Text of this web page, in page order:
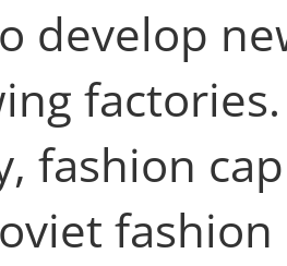
develop
fashion